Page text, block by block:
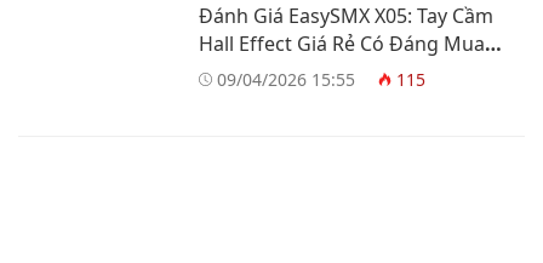
Đánh Giá EasySMX X05: Tay Cầm
Hall Effect Giá Rẻ Có Đáng Mua
Không?
09/04/2026 15:55 115